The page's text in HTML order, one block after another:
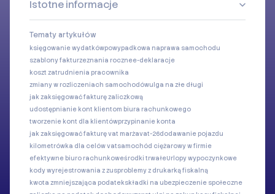
Istotne informacje
Tematy artykułów
księgowanie wydatkówpowypadkowa naprawa samochodu
szablony fakturzeznania rocznee-deklaracje
koszt zatrudnienia pracownika
zmiany w rozliczeniach samochodówulga na złe długi
jak zaksięgować fakturę zaliczkową
udostępnianie kont klientom biura rachunkowego
tworzenie kont dla klientówprzypinanie konta
jak zaksięgować fakturę vat marżavat-26dodawanie pojazdu
kilometrówka dla celów vatsamochód ciężarowy w firmie
efektywne biuro rachunkoweśrodki trwałeUrlopy wypoczynkowe
kody wyrejestrowania z zusproblemy z drukarką fiskalną
kwota zmniejszająca podatekskładki na ubezpieczenie społeczne